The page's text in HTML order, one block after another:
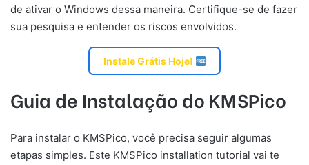
de ativar o Windows dessa maneira. Certifique-se de fazer
sua pesquisa e entender os riscos envolvidos.
Instale Grátis Hoje!
Guia de Instalação do KMSPico
Para instalar o KMSPico, você precisa seguir algumas
etapas simples. Este KMSPico installation tutorial vai te